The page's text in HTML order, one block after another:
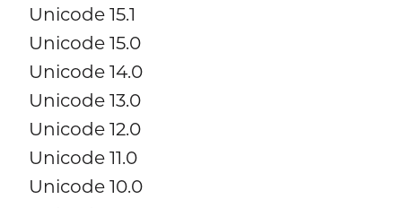
Unicode 15.1
Unicode 15.0
Unicode 14.0
Unicode 13.0
Unicode 12.0
Unicode 11.0
Unicode 10.0